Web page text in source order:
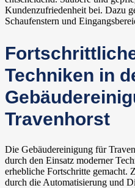
Kundenzufriedenheit bei. Dazu
Schaufenstern und
Techniken in
Travenhorst
Die Gebäudereinigung für
durch den Einsatz moderner
erhebliche Fortschritte gemacht.
durch die Automatisierung und